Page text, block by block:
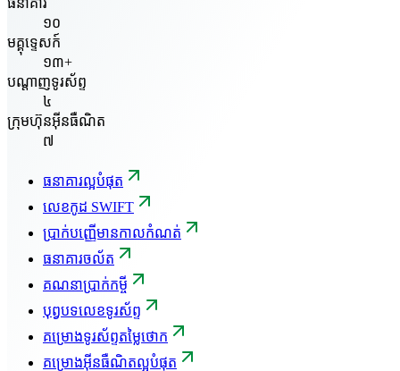
១០
មគ្គុទ្ទេសក៍
១៣+
បណ្តាញទូរស័ព្ទ
៤
ក្រុមហ៊ុនអ៊ីនធឺណិត
៧
ធនាគារល្អបំផុត
លេខកូដ SWIFT
ប្រាក់បញ្ញើមានកាលកំណត់
ធនាគារចល័ត
គណនាប្រាក់កម្ចី
បុព្វបទលេខទូរស័ព្ទ
គម្រោងទូរស័ព្ទតម្លៃថោក
គម្រោងអ៊ីនធឺណិតល្អបំផុត